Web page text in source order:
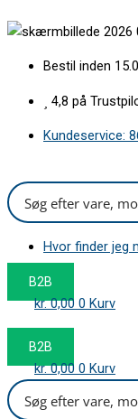
til
Bestil inden
4,8 på
Kundeservice:
Hvor finder jeg
B2B
kr.0,00 0 Kurv
B2B
kr.0,00 0 Kurv